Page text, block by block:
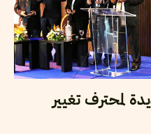
لمحترف تغيير